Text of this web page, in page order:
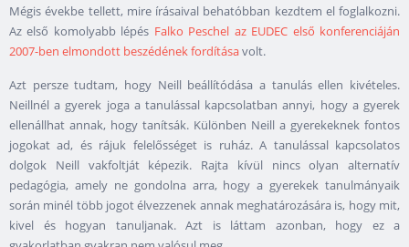
Mégis évekbe tellett, mire írásaival behatóbban kezdtem el foglalkozni.
Az első komolyabb lépés Falko Peschel az EUDEC első konferenciáján
2007-ben elmondott beszédének fordításavolt.
Azt persze tudtam, hogy Neill beállítódása a tanulás ellen kivételes.
Neillnél a gyerek joga a tanulással kapcsolatban annyi, hogy a gyerek
ellenállhat annak, hogy tanítsák. Különben Neill a gyerekeknek fontos
jogokat ad, és rájuk felelősséget is ruház. A tanulással kapcsolatos
dolgok Neill vakfoltját képezik. Rajta kívül nincs olyan alternatív
pedagógia, amely ne gondolna arra, hogy a gyerekek tanulmányaik
során minél több jogot élvezzenek annak meghatározására is, hogy mit,
kivel és hogyan tanuljanak. Azt is láttam azonban, hogy ez a